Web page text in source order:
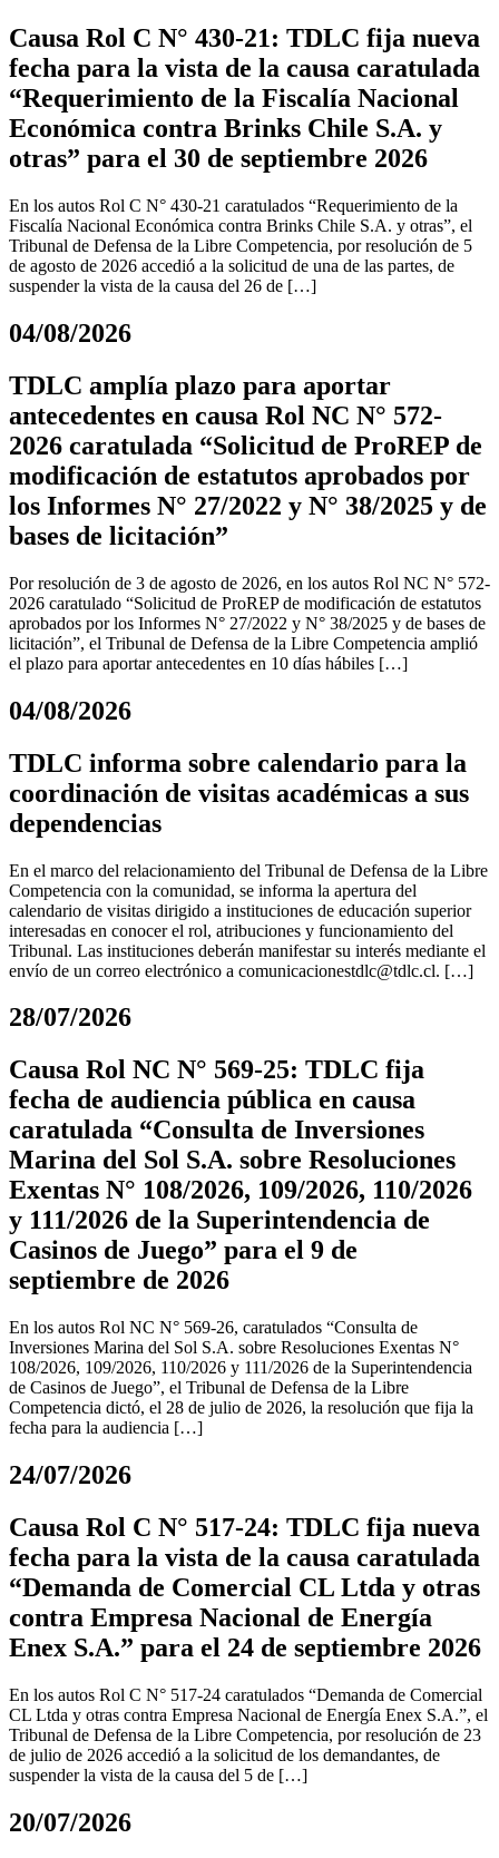
Causa Rol C N° 430-21: TDLC fija nueva
fecha para la vista de la causa caratulada
“Requerimiento de la Fiscalía Nacional
Económica contra Brinks Chile S.A. y
otras” para el 30 de septiembre 2026
En los autos Rol C N° 430-21 caratulados “Requerimiento de la
Fiscalía Nacional Económica contra Brinks Chile S.A. y otras”, el
Tribunal de Defensa de la Libre Competencia, por resolución de 5
de agosto de 2026 accedió a la solicitud de una de las partes, de
suspender la vista de la causa del 26 de […]
04/08/2026
TDLC amplía plazo para aportar
antecedentes en causa Rol NC N° 572-
2026 caratulada “Solicitud de ProREP de
modificación de estatutos aprobados por
los Informes N° 27/2022 y N° 38/2025 y de
bases de licitación”
Por resolución de 3 de agosto de 2026, en los autos Rol NC N° 572-
2026 caratulado “Solicitud de ProREP de modificación de estatutos
aprobados por los Informes N° 27/2022 y N° 38/2025 y de bases de
licitación”, el Tribunal de Defensa de la Libre Competencia amplió
el plazo para aportar antecedentes en 10 días hábiles […]
04/08/2026
TDLC informa sobre calendario para la
coordinación de visitas académicas a sus
dependencias
En el marco del relacionamiento del Tribunal de Defensa de la Libre
Competencia con la comunidad, se informa la apertura del
calendario de visitas dirigido a instituciones de educación superior
interesadas en conocer el rol, atribuciones y funcionamiento del
Tribunal. Las instituciones deberán manifestar su interés mediante el
envío de un correo electrónico a comunicacionestdlc@tdlc.cl. […]
28/07/2026
Causa Rol NC N° 569-25: TDLC fija
fecha de audiencia pública en causa
caratulada “Consulta de Inversiones
Marina del Sol S.A. sobre Resoluciones
Exentas N° 108/2026, 109/2026, 110/2026
y 111/2026 de la Superintendencia de
Casinos de Juego” para el 9 de
septiembre de 2026
En los autos Rol NC N° 569-26, caratulados “Consulta de
Inversiones Marina del Sol S.A. sobre Resoluciones Exentas N°
108/2026, 109/2026, 110/2026 y 111/2026 de la Superintendencia
de Casinos de Juego”, el Tribunal de Defensa de la Libre
Competencia dictó, el 28 de julio de 2026, la resolución que fija la
fecha para la audiencia […]
24/07/2026
Causa Rol C N° 517-24: TDLC fija nueva
fecha para la vista de la causa caratulada
“Demanda de Comercial CL Ltda y otras
contra Empresa Nacional de Energía
Enex S.A.” para el 24 de septiembre 2026
En los autos Rol C N° 517-24 caratulados “Demanda de Comercial
CL Ltda y otras contra Empresa Nacional de Energía Enex S.A.”, el
Tribunal de Defensa de la Libre Competencia, por resolución de 23
de julio de 2026 accedió a la solicitud de los demandantes, de
suspender la vista de la causa del 5 de […]
20/07/2026